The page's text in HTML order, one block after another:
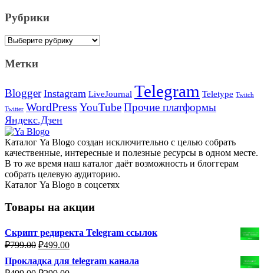
Рубрики
Рубрики
Метки
Blogger Instagram LiveJournal Telegram Teletype Twitch
Twitter WordPress YouTubeПрочие платформы
Яндекс.Дзен
Каталог Ya Blogo создан исключительно с целью собрать
качественные, интересные и полезные ресурсы в одном месте.
В то же время наш каталог даёт возможность и блоггерам
собрать целевую аудиторию.
Каталог Ya Blogo в соцсетях
Товары на акции
Скрипт редиректа Telegram ссылок
₽799.00 Первоначальная
составляла
₽499.00Текущая
₽499.00.
Прокладка для telegram канала